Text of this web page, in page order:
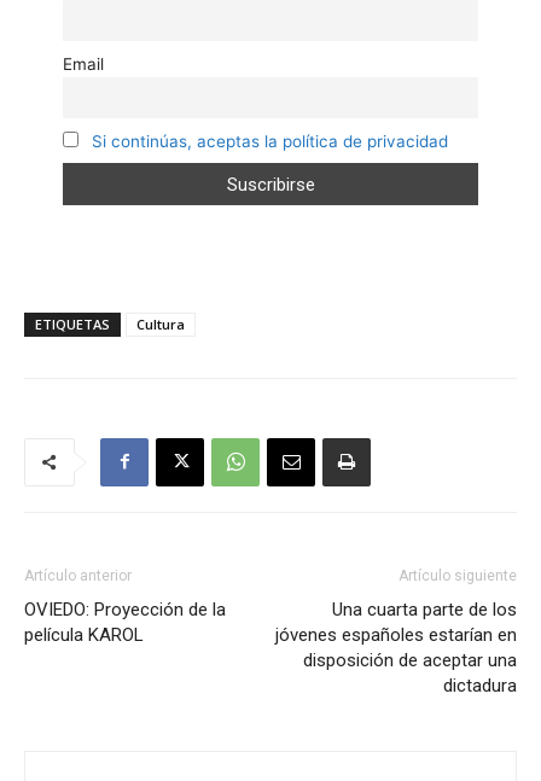
Email
Si continúas, aceptas la política de privacidad
ETIQUETAS Cultura
Artículo anterior
OVIEDO: Proyección de la
película KAROL
Artículo siguiente
Una cuarta parte de los
jóvenes españoles estarían en
disposición de aceptar una
dictadura